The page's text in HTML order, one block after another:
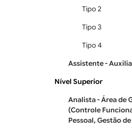
Tipo 2
Tipo 3
Tipo 4
Assistente -
Nível Superior
Analista - Área de
(Controle
Pessoal, Gestão